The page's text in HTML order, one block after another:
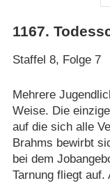
1167.
Staffel 8, Folge 7
Mehrere
Weise. Die
auf die sich alle
Brahms bewirbt
bei dem
Tarnung fliegt